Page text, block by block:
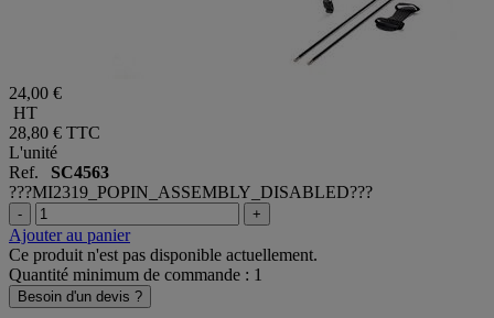
24,00 €
HT
28,80 € TTC
L'unité
Ref. SC4563
???MI2319_POPIN_ASSEMBLY_DISABLED???
- +
Ajouter au panier
Ce produit n'est pas disponible actuellement.
Quantité minimum de commande : 1
Besoin d'un devis ?